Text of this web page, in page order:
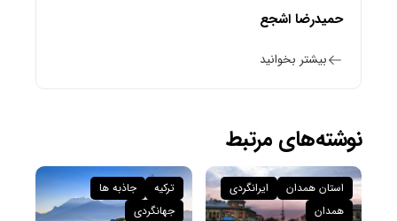
حمیدرضا اشجع
بیشتر بخوانید
نوشته‌های مرتبط
استان همدان
ایرانگردی
همدان
ترکیه
جاذبه ها
جهانگردی